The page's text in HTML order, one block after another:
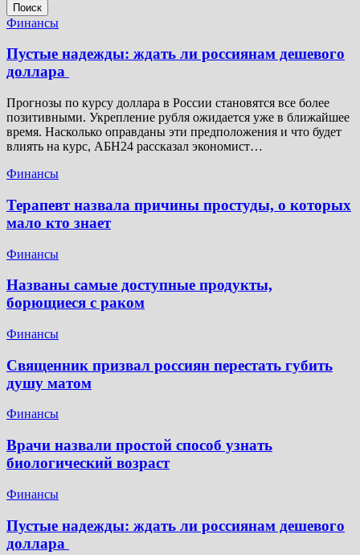
Поиск
Финансы
Пустые надежды: ждать ли россиянам дешевого
доллара
Прогнозы по курсу доллара в России становятся все более
позитивными. Укрепление рубля ожидается уже в ближайшее
время. Насколько оправданы эти предположения и что будет
влиять на курс, АБН24 рассказал экономист…
Финансы
Терапевт назвала причины простуды, о которых
мало кто знает
Финансы
Названы самые доступные продукты,
борющиеся с раком
Финансы
Священник призвал россиян перестать губить
душу матом
Финансы
Врачи назвали простой способ узнать
биологический возраст
Финансы
Пустые надежды: ждать ли россиянам дешевого
доллара